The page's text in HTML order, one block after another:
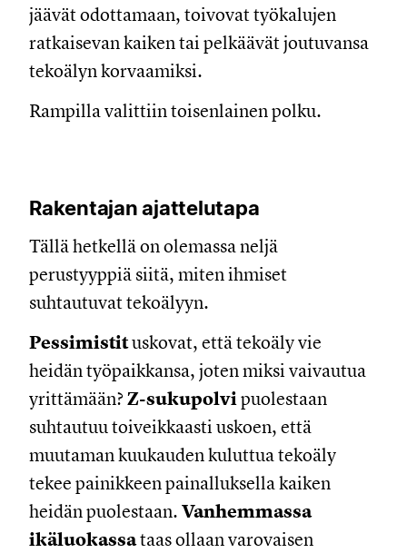
jäävät odottamaan, toivovat työkalujen
ratkaisevan kaiken tai pelkäävät joutuvansa
tekoälyn korvaamiksi.
Rampilla valittiin toisenlainen polku.
Rakentajan ajattelutapa
Tällä hetkellä on olemassa neljä
perustyyppiä siitä, miten ihmiset
suhtautuvat tekoälyyn.
Pessimistituskovat, että tekoäly vie
heidän työpaikkansa, joten miksi vaivautua
yrittämään? Z-sukupolvipuolestaan
suhtautuu toiveikkaasti uskoen, että
muutaman kuukauden kuluttua tekoäly
tekee painikkeen painalluksella kaiken
heidän puolestaan. Vanhemmassa
ikäluokassataas ollaan varovaisen